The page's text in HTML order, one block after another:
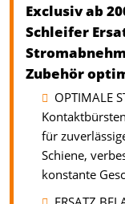
Exclusiv ab
Schleifer
Zubehör
OPTIMALE
für
Schiene,
konstante